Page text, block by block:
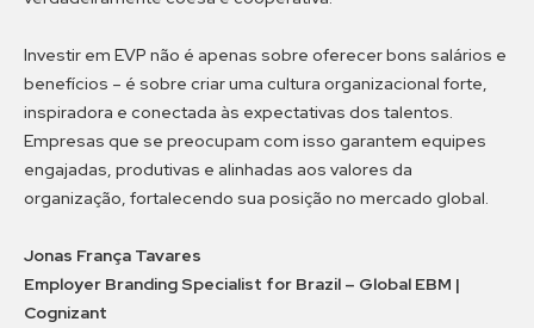
Investir em EVP não é apenas sobre oferecer bons salários e
benefícios – é sobre criar uma cultura organizacional forte,
inspiradora e conectada às expectativas dos talentos.
Empresas que se preocupam com isso garantem equipes
engajadas, produtivas e alinhadas aos valores da
organização, fortalecendo sua posição no mercado global.
Jonas França Tavares
Employer Branding Specialist for Brazil – Global EBM |
Cognizant